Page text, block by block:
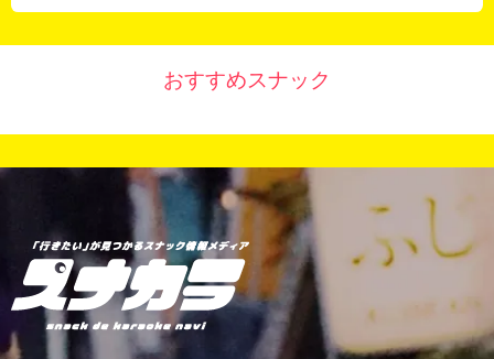
おすすめスナック